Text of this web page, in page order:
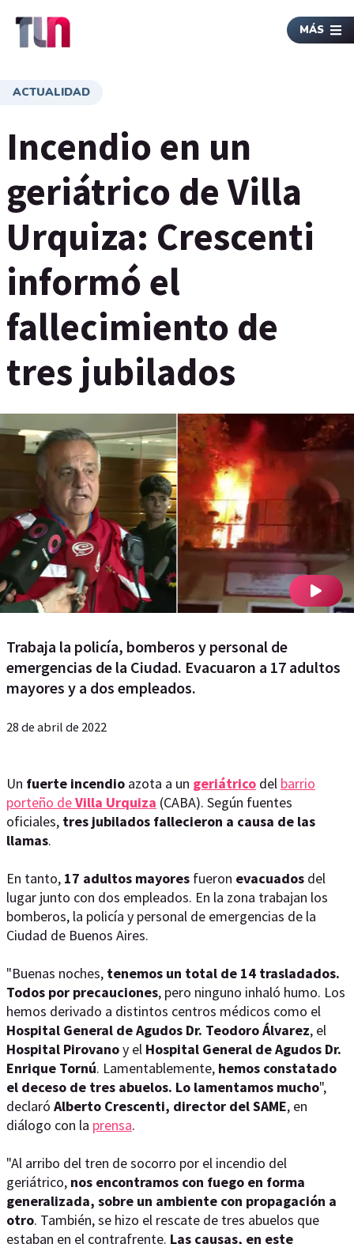
MÁS
ACTUALIDAD
Incendio en un
geriátrico de Villa
Urquiza: Crescenti
informó el
fallecimiento de
tres jubilados
Trabaja la policía, bomberos y personal de
emergencias de la Ciudad. Evacuaron a 17 adultos
mayores y a dos empleados.
28 de abril de 2022
Un fuerte incendio azota a un geriátrico del barrio
porteño deVilla Urquiza (CABA). Según fuentes
oficiales, tres jubilados fallecieron a causa de las
llamas.
En tanto, 17 adultos mayores fueron evacuados del
lugar junto con dos empleados. En la zona trabajan los
bomberos, la policía y personal de emergencias de la
Ciudad de Buenos Aires.
"Buenas noches, tenemos un total de 14 trasladados.
Todos por precauciones, pero ninguno inhaló humo. Los
hemos derivado a distintos centros médicos como el
Hospital General de Agudos Dr. Teodoro Álvarez, el
Hospital Pirovanoy el Hospital General de Agudos Dr.
Enrique Tornú. Lamentablemente, hemos constatado
el deceso de tres abuelos. Lo lamentamos mucho",
declaró Alberto Crescenti, director del SAME, en
diálogo con la prensa.
"Al arribo del tren de socorro por el incendio del
geriátrico, nos encontramos con fuego en forma
generalizada, sobre un ambiente con propagación a
otro. También, se hizo el rescate de tres abuelos que
estaban en el contrafrente. Las causas, en este